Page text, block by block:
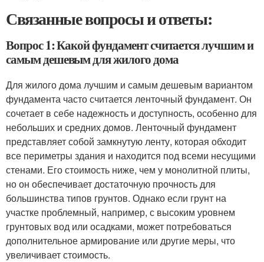
Связанные вопросы и ответы:
Вопрос 1: Какой фундамент считается лучшим и
самым дешевым для жилого дома
Для жилого дома лучшим и самым дешевым вариантом
фундамента часто считается ленточный фундамент. Он
сочетает в себе надежность и доступность, особенно для
небольших и средних домов. Ленточный фундамент
представляет собой замкнутую ленту, которая обходит
все периметры здания и находится под всеми несущими
стенами. Его стоимость ниже, чем у монолитной плиты,
но он обеспечивает достаточную прочность для
большинства типов грунтов. Однако если грунт на
участке проблемный, например, с высоким уровнем
грунтовых вод или осадками, может потребоваться
дополнительное армирование или другие меры, что
увеличивает стоимость.